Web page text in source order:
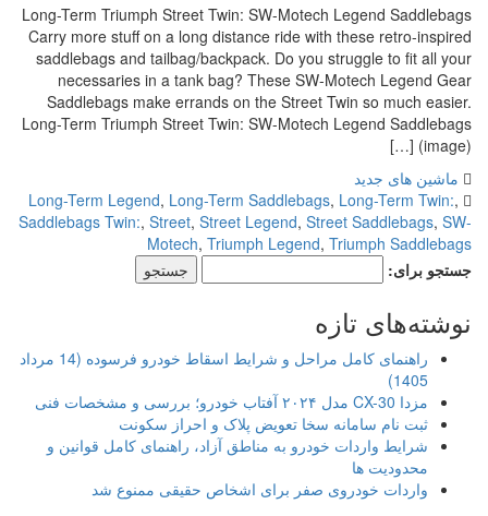
Long-Term Triumph Street Twin: SW-Motech Legend Saddlebags
Carry more stuff on a long distance ride with these retro-inspired
saddlebags and tailbag/backpack. Do you struggle to fit all your
necessaries in a tank bag? These SW-Motech Legend Gear
Saddlebags make errands on the Street Twin so much easier.
Long-Term Triumph Street Twin: SW-Motech Legend Saddlebags
(image) […]
ماشین های جدید
Long-Term Legend,Long-Term Saddlebags,Long-Term Twin:
Saddlebags Twin:,Street,Street Legend,Street Saddlebags,SW-
Motech,Triumph Legend,Triumph Saddlebags
جستجو برای:
نوشته‌های تازه
راهنمای کامل مراحل و شرایط اسقاط خودرو فرسوده (14 مرداد
1405)
مزدا CX-30 مدل ۲۰۲۴ آفتاب خودرو؛ بررسی و مشخصات فنی
ثبت نام سامانه سخا تعویض پلاک و احراز سکونت
شرایط واردات خودرو به مناطق آزاد، راهنمای کامل قوانین و
محدودیت ها
واردات خودروی صفر برای اشخاص حقیقی ممنوع شد